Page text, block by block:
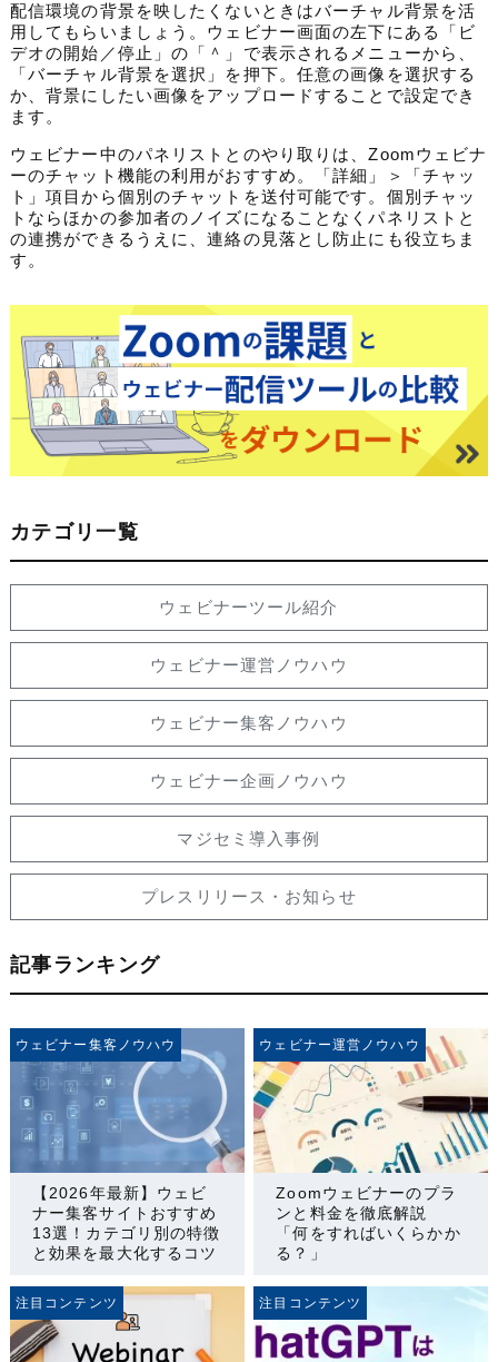
配信環境の背景を映したくないときはバーチャル背景を活
用してもらいましょう。ウェビナー画面の左下にある「ビ
デオの開始／停止」の「＾」で表示されるメニューから、
「バーチャル背景を選択」を押下。任意の画像を選択する
か、背景にしたい画像をアップロードすることで設定でき
ます。
ウェビナー中のパネリストとのやり取りは、Zoomウェビナ
ーのチャット機能の利用がおすすめ。「詳細」＞「チャッ
ト」項目から個別のチャットを送付可能です。 個別チャッ
トならほかの参加者のノイズになることなくパネリストと
の連携ができるうえに、連絡の見落とし防止にも役立ちま
す。
カテゴリ一覧
ウェビナーツール紹介
ウェビナー運営ノウハウ
ウェビナー集客ノウハウ
ウェビナー企画ノウハウ
マジセミ導入事例
プレスリリース・お知らせ
記事ランキング
ウェビナー集客ノウハウ
【2026年最新】ウェビ
ナー集客サイトおすすめ
13選！カテゴリ別の特徴
と効果を最大化するコツ
ウェビナー運営ノウハウ
Zoomウェビナーのプラ
ンと料金を徹底解説
「何をすればいくらかか
る？」
注目コンテンツ 注目コンテンツ